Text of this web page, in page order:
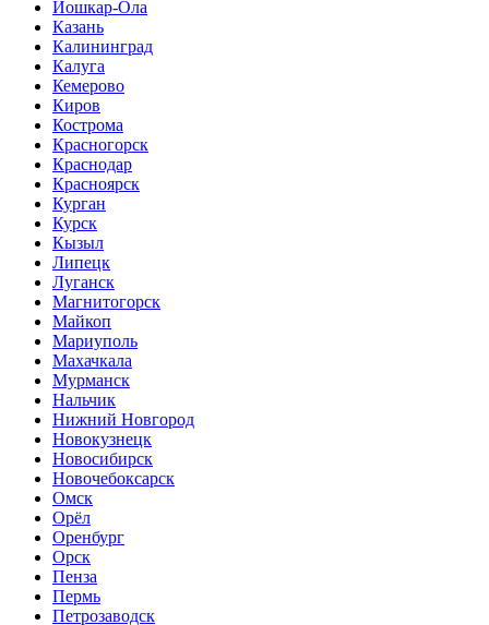
Йошкар-Ола
Казань
Калининград
Калуга
Кемерово
Киров
Кострома
Красногорск
Краснодар
Красноярск
Курган
Курск
Кызыл
Липецк
Луганск
Магнитогорск
Майкоп
Мариуполь
Махачкала
Мурманск
Нальчик
Нижний Новгород
Новокузнецк
Новосибирск
Новочебоксарск
Омск
Орёл
Оренбург
Орск
Пенза
Пермь
Петрозаводск